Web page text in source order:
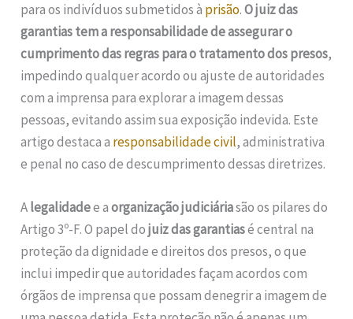
para os indivíduos submetidos à prisão.O juiz das
garantias tem a responsabilidade de assegurar o
cumprimento das regras para o tratamento dos presos,
impedindo qualquer acordo ou ajuste de autoridades
com a imprensa para explorar a imagem dessas
pessoas, evitando assim sua exposição indevida. Este
artigo destaca a responsabilidade civil, administrativa
e penal no caso de descumprimento dessas diretrizes.
Alegalidadee aorganização judiciáriasão os pilares do
Artigo 3º-F. O papel dojuiz das garantiasé central na
proteção da dignidade e direitos dos presos, o que
inclui impedir que autoridades façam acordos com
órgãos de imprensa que possam denegrir a imagem de